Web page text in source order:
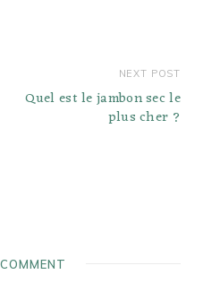
NEXT POST
Quel est le jambon sec le
plus cher ?